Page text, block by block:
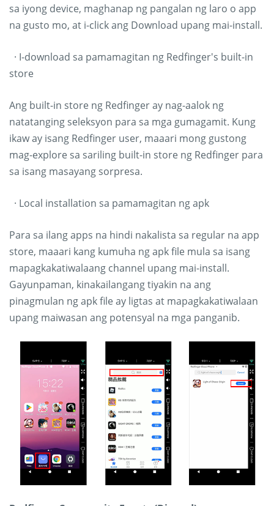
sa iyong device, maghanap ng pangalan ng laro o app
na gusto mo, at i-click ang Download upang mai-install.
· I-download sa pamamagitan ng Redfinger's built-in
store
Ang built-in store ng Redfinger ay nag-aalok ng
natatanging seleksyon para sa mga gumagamit. Kung
ikaw ay isang Redfinger user, maaari mong gustong
mag-explore sa sariling built-in store ng Redfinger para
sa isang masayang sorpresa.
· Local installation sa pamamagitan ng apk
Para sa ilang apps na hindi nakalista sa regular na app
store, maaari kang kumuha ng apk file mula sa isang
mapagkakatiwalaang channel upang mai-install.
Gayunpaman, kinakailangang tiyakin na ang
pinagmulan ng apk file ay ligtas at mapagkakatiwalaan
upang maiwasan ang potensyal na mga panganib.